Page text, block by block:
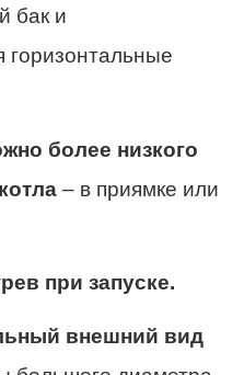
бак и
горизонтальные
более низкого
– в приямке или
при запуске.
внешний вид